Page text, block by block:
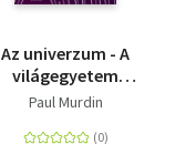
Az univerzum - A
világegyetem
életrajza
Paul Murdin